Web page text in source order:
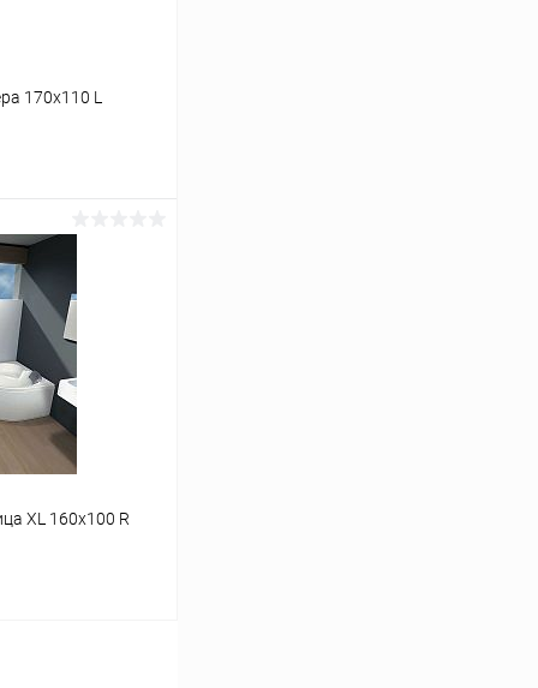
170x110 L
Сравнение
Недоступно
XL 160x100 R